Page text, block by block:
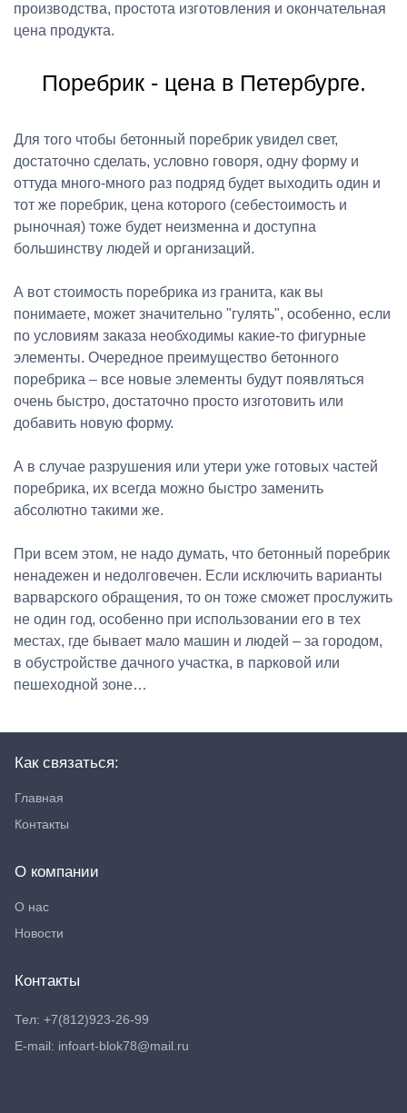
производства, простота изготовления и окончательная
цена продукта.
Поребрик - цена в Петербурге.
Для того чтобы бетонный поребрик увидел свет,
достаточно сделать, условно говоря, одну форму и
оттуда много-много раз подряд будет выходить один и
тот же поребрик, цена которого (себестоимость и
рыночная) тоже будет неизменна и доступна
большинству людей и организаций.
А вот стоимость поребрика из гранита, как вы
понимаете, может значительно "гулять", особенно, если
по условиям заказа необходимы какие-то фигурные
элементы. Очередное преимущество бетонного
поребрика – все новые элементы будут появляться
очень быстро, достаточно просто изготовить или
добавить новую форму.
А в случае разрушения или утери уже готовых частей
поребрика, их всегда можно быстро заменить
абсолютно такими же.
При всем этом, не надо думать, что бетонный поребрик
ненадежен и недолговечен. Если исключить варианты
варварского обращения, то он тоже сможет прослужить
не один год, особенно при использовании его в тех
местах, где бывает мало машин и людей – за городом,
в обустройстве дачного участка, в парковой или
пешеходной зоне…
Как связаться:
Главная
Контакты
О компании
О нас
Новости
Контакты
Тел: +7(812)923-26-99
E-mail: infoart-blok78@mail.ru